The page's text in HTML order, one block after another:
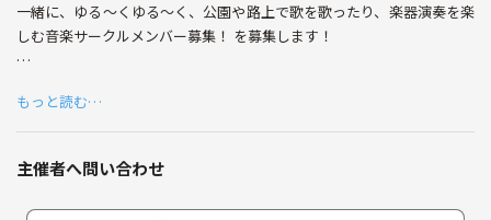
つつ、アコギ一本で弾き語りをしています！
ピアノ弾き語り、ゴルフ始めました!
弾き語りは、良いと思った曲、ハヤリモノ、アーティスト
こだわりなく、知らなかった曲の発見も楽しみたいです。
学生時代、バンドやデュオ組んで、ボーカルやアコギ弾き
語りしていました。
一緒に、ゆる～くゆる～く、公園や路上で歌を歌ったり、楽器演奏を楽
しむ音楽サークルメンバー募集！ を募集します！
が、一緒に活動していた知人が結婚と出産を機に、引っ越し等してしま
ったため、募集した経緯があります。
募集に関して、性別や年齢はに制限は設けていないです。
今のところ、男女含めて2,30代の参加者がほとんどで、若干名40代の方
がいらっしゃいます。
もっと読む…
主催者へ問い合わせ